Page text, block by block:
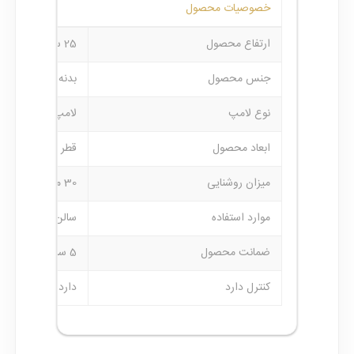
خصوصیات محصول
ارتفاع محصول
25 سانتی متر
جنس محصول
بدنه از استیل
نوع لامپ
لامپ های فوق
ابعاد محصول
قطر محصول 60 سانتی متر
میزان روشنایی
30 متر مربع
موارد استفاده
سالن-پذیرایی و
ضمانت محصول
5 سال ضمانت بدنه و1 سال ضمانت کلیه لوازم برقی
کنترل دارد
دارد